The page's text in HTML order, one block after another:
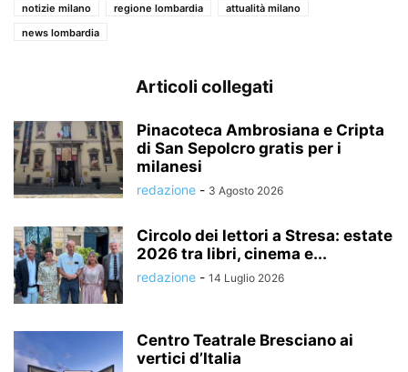
notizie milano
regione lombardia
attualità milano
news lombardia
Articoli collegati
Pinacoteca Ambrosiana e Cripta
di San Sepolcro gratis per i
milanesi
redazione - 3 Agosto 2026
Circolo dei lettori a Stresa: estate
2026 tra libri, cinema e...
redazione - 14 Luglio 2026
Centro Teatrale Bresciano ai
vertici d’Italia